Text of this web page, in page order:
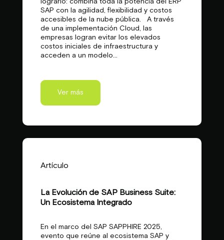
lograrlo: combina toda la potencia del ERP
SAP con la agilidad, flexibilidad y costos
accesibles de la nube pública. A través
de una implementación Cloud, las
empresas logran evitar los elevados
costos iniciales de infraestructura y
acceden a un modelo...
Ver más
Artículo
La Evolución de SAP Business Suite:
Un Ecosistema Integrado
En el marco del SAP SAPPHIRE 2025,
evento que reúne al ecosistema SAP y